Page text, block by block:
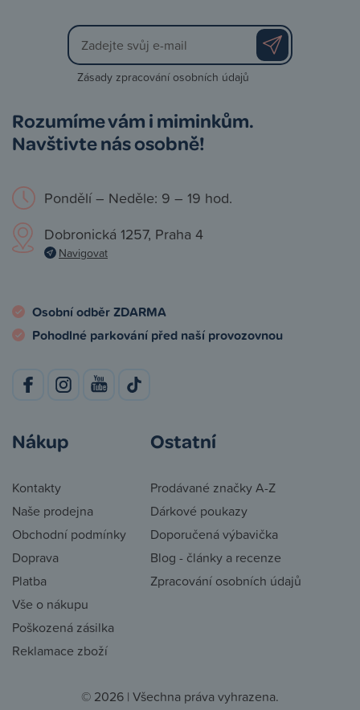
Zásady zpracování osobních údajů
Rozumíme vám i miminkům.
Navštivte nás osobně!
Pondělí – Neděle: 9 – 19 hod.
Dobronická 1257, Praha 4
Navigovat
Osobní odběr ZDARMA
Pohodlné parkování před naší provozovnou
Nákup
Kontakty
Naše prodejna
Obchodní podmínky
Doprava
Platba
Vše o nákupu
Poškozená zásilka
Reklamace zboží
Ostatní
Prodávané značky A-Z
Dárkové poukazy
Doporučená výbavička
Blog - články a recenze
Zpracování osobních údajů
© 2026 | Všechna práva vyhrazena.